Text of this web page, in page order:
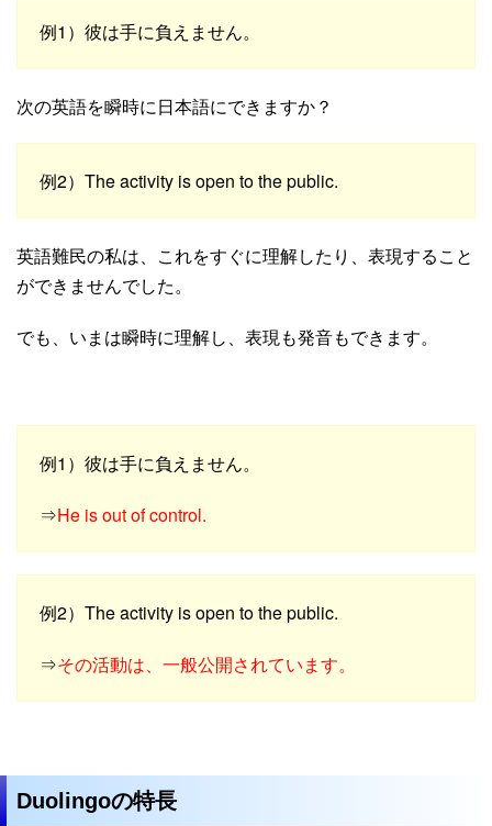
例1）彼は手に負えません。
次の英語を瞬時に日本語にできますか？
例2）The activity is open to the public.
英語難民の私は、これをすぐに理解したり、表現すること
ができませんでした。
でも、いまは瞬時に理解し、表現も発音もできます。
例1）彼は手に負えません。
⇒He is out of control.
例2）The activity is open to the public.
⇒その活動は、一般公開されています。
Duolingoの特長